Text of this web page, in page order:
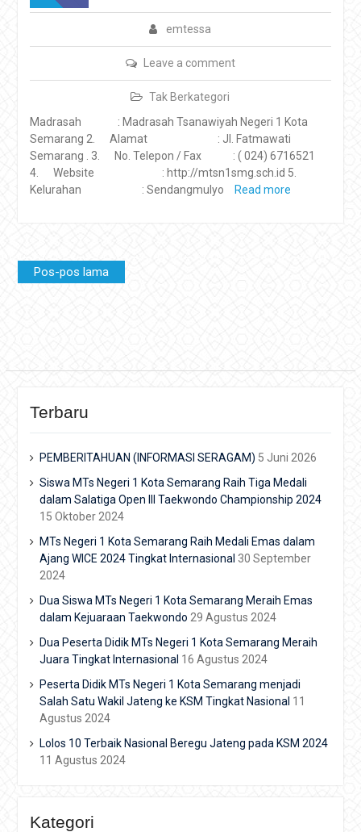
emtessa
Leave a comment
Tak Berkategori
Madrasah : Madrasah Tsanawiyah Negeri 1 Kota
Semarang 2. Alamat : Jl. Fatmawati
Semarang . 3. No. Telepon / Fax : ( 024) 6716521
4. Website : http://mtsn1smg.sch.id 5.
Kelurahan : Sendangmulyo
Read more
Navigasi
pos
Pos-pos lama
Terbaru
PEMBERITAHUAN (INFORMASI SERAGAM) 5 Juni 2026
Siswa MTs Negeri 1 Kota Semarang Raih Tiga Medali
dalam Salatiga Open III Taekwondo Championship 2024
15 Oktober 2024
MTs Negeri 1 Kota Semarang Raih Medali Emas dalam
Ajang WICE 2024 Tingkat Internasional 30 September
2024
Dua Siswa MTs Negeri 1 Kota Semarang Meraih Emas
dalam Kejuaraan Taekwondo 29 Agustus 2024
Dua Peserta Didik MTs Negeri 1 Kota Semarang Meraih
Juara Tingkat Internasional 16 Agustus 2024
Peserta Didik MTs Negeri 1 Kota Semarang menjadi
Salah Satu Wakil Jateng ke KSM Tingkat Nasional 11
Agustus 2024
Lolos 10 Terbaik Nasional Beregu Jateng pada KSM 2024
11 Agustus 2024
Kategori